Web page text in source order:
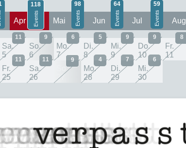
Apr
118
Mai
98
Jun
64
Jul
59
Aug
Sa.
5
11
So.
6
9
Mo.
7
6
Di.
8
5
Mi.
9
9
Do.
10
9
Fr.
11
8
Fr.
25
11
Sa.
26
11
So.
27
9
Mo.
28
4
Di.
29
7
Mi.
30
6